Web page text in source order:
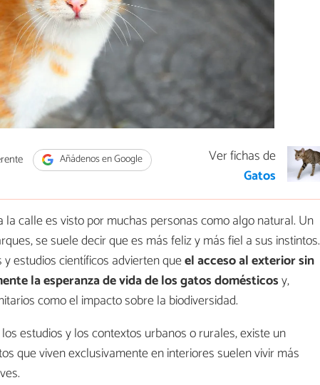
Añádenos en Google
Ver fichas de
Gatos
calle es visto por muchas personas como algo natural. Un
se suele decir que es más feliz y más fiel a sus instintos.
estudios científicos advierten queel acceso al exteriorsin
la esperanza de vida de los gatos domésticosy,
como el impacto sobre la biodiversidad.
estudios y los contextos urbanos o rurales, existe un
que viven exclusivamente en interiores suelen vivir más